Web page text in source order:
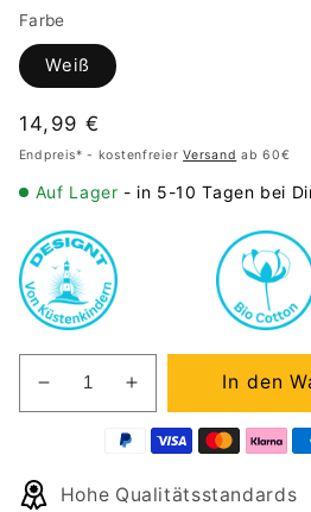
Farbe
Weiß
Normaler
Preis
14,99 €
Endpreis* - kostenfreierVersand ab 60€
Auf Lager - in 5-10 Tagen bei
Verringere
die
Kissen
Erhöhe
die
Menge
Kissen
In den
Hohe Qualitätsstandards